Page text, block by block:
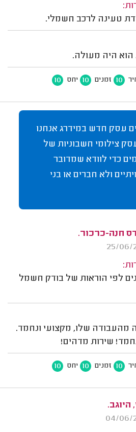
טעינה לרכב חשמלי.
הוא היה מעולה.
10 זמנים 10 יחס 10
עסק חדש במידרג אנחנו
צילומי חשבוניות של
כדי לוודא שמדובר
ולא חברים או בני
חנה-כרכור.
לפי הוראות של בודק חשמל
מהעבודה שלו, מקצועי ונחמד.
שירות מדהים!
10 זמנים 10 יחס 10
היוגב.